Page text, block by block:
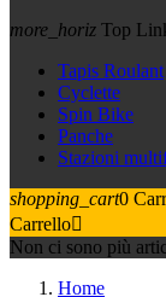
more_horiz Top
Tapis Roulant
Cyclette
Spin Bike
Panche
Stazioni
shopping_cart0
Carrello
Non ci sono più
Home